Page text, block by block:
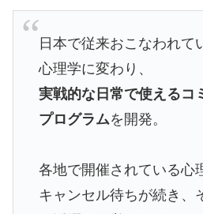
日本で従来おこなわれて
心理学に変わり、
実戦的な日常で使えるコ
プログラムを開発。
各地で開催されている心
キャンセル待ちが続き、